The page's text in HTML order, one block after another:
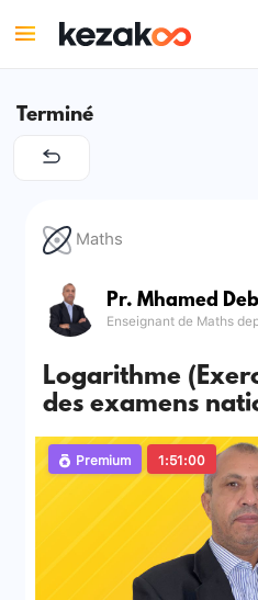
Terminé
Maths
Pr. Mhamed
Enseignant de Maths
Logarithme
des examens
Premium 1:51:00